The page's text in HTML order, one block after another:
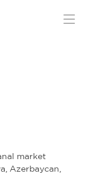
market
Azerbaycan,